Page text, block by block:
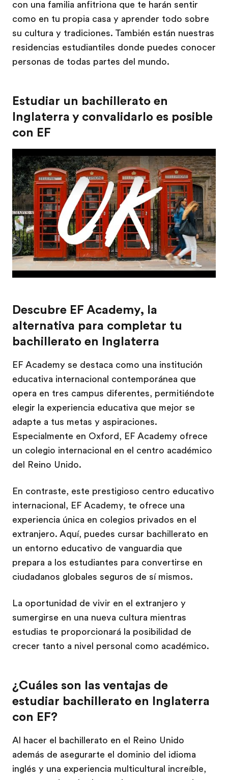
con una familia anfitriona que te harán sentir
como en tu propia casa y aprender todo sobre
su cultura y tradiciones. También están nuestras
residencias estudiantiles donde puedes conocer
personas de todas partes del mundo.
Estudiar un bachillerato en
Inglaterra y convalidarlo es posible
con EF
Play
Descubre EF Academy, la
alternativa para completar tu
bachillerato en Inglaterra
EF Academy se destaca como una institución
educativa internacional contemporánea que
opera en tres campus diferentes, permitiéndote
elegir la experiencia educativa que mejor se
adapte a tus metas y aspiraciones.
Especialmente en Oxford, EF Academy ofrece
un colegio internacional en el centro académico
del Reino Unido.
En contraste, este prestigioso centro educativo
internacional, EF Academy, te ofrece una
experiencia única en colegios privados en el
extranjero. Aquí, puedes cursar bachillerato en
un entorno educativo de vanguardia que
prepara a los estudiantes para convertirse en
ciudadanos globales seguros de sí mismos.
La oportunidad de vivir en el extranjero y
sumergirse en una nueva cultura mientras
estudias te proporcionará la posibilidad de
crecer tanto a nivel personal como académico.
¿Cuáles son las ventajas de
estudiar bachillerato en Inglaterra
con EF?
Al hacer el bachillerato en el Reino Unido
además de asegurarte el dominio del idioma
inglés y una experiencia multicultural increíble,